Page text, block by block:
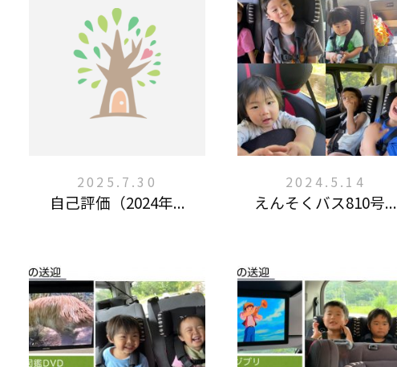
2025.7.30
自己評価（2024年...
2024.5.14
えんそくバス810号...